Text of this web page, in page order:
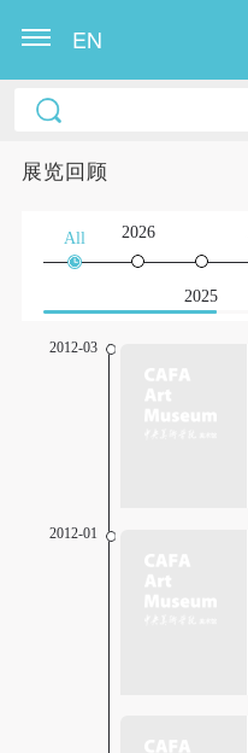
EN
展览回顾
All 2026
2025
2012-03
2012-01